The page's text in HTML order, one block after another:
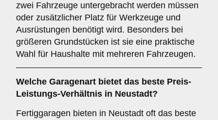
zwei Fahrzeuge untergebracht werden müssen
oder zusätzlicher Platz für Werkzeuge und
Ausrüstungen benötigt wird. Besonders bei
größeren Grundstücken ist sie eine praktische
Wahl für Haushalte mit mehreren Fahrzeugen.
Welche Garagenart bietet das beste Preis-
Leistungs-Verhältnis in Neustadt?
Fertiggaragen bieten in Neustadt oft das beste